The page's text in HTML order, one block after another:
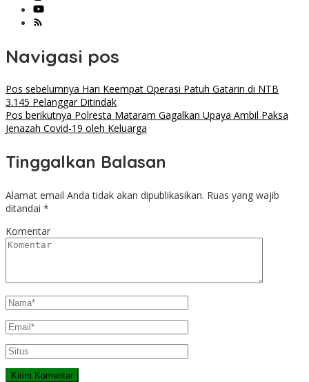
Navigasi pos
Pos sebelumnya Hari Keempat Operasi Patuh Gatarin di NTB
3.145 Pelanggar Ditindak
Pos berikutnya Polresta Mataram Gagalkan Upaya Ambil Paksa
Jenazah Covid-19 oleh Keluarga
Tinggalkan Balasan
Alamat email Anda tidak akan dipublikasikan. Ruas yang wajib
ditandai *
Komentar